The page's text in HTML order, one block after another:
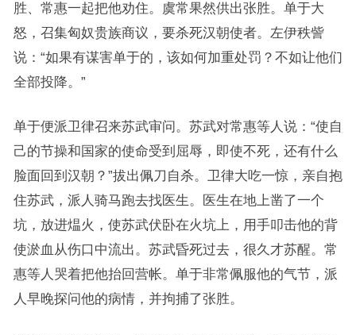
胜、常惠一起把他劝住。虞常果然供出张胜。单于大
怒，召集匈奴贵族商议，要杀死汉朝使者。左伊秩訾
说：“如果有谋害单于的，该如何加重处罚？不如让他们
全部投降。”
单于便派卫律召来苏武审问。苏武对常惠等人说：“使自
己的节操和国家的使命受到屈辱，即使不死，还有什么
脸面回到汉朝？”拔出佩刀自杀。卫律大吃一惊，亲自抱
住苏武，派人骑马跑去找医生。医生在地上凿了一个
坑，放进煴火，使苏武伏卧在火坑上，用手叩击他的背
使淤血从伤口中流出。苏武昏死过去，很久才苏醒。常
惠等人哭着把他抬回营帐。单于非常佩服他的气节，派
人早晚探问他的病情，并拘捕了张胜。